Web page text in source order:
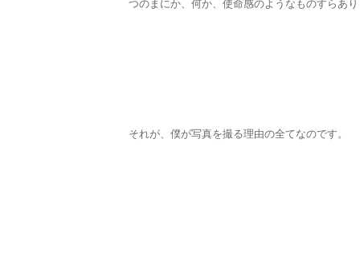
つのまにか、何か、使命感のようなものすらあ
それが、僕が写真を撮る理由の全てなのです。